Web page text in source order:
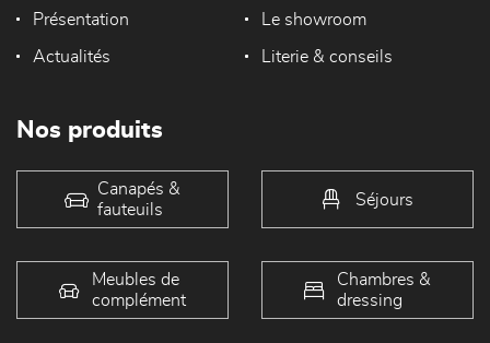
Présentation Le showroom
Actualités Literie & conseils
Nos produits
Canapés &
fauteuils
Séjours
Meubles de
complément
Chambres &
dressing